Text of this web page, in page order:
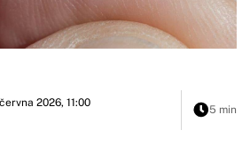
2026, 11:00
5 min